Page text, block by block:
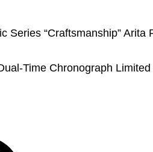
Series “Craftsmanship”
Time Chronograph